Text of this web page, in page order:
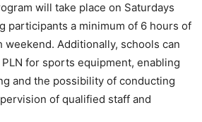
will take place on Saturdays
participants a minimum of 6 hours of
Additionally, schools can
for sports equipment, enabling
and the possibility of conducting
of qualified staff and